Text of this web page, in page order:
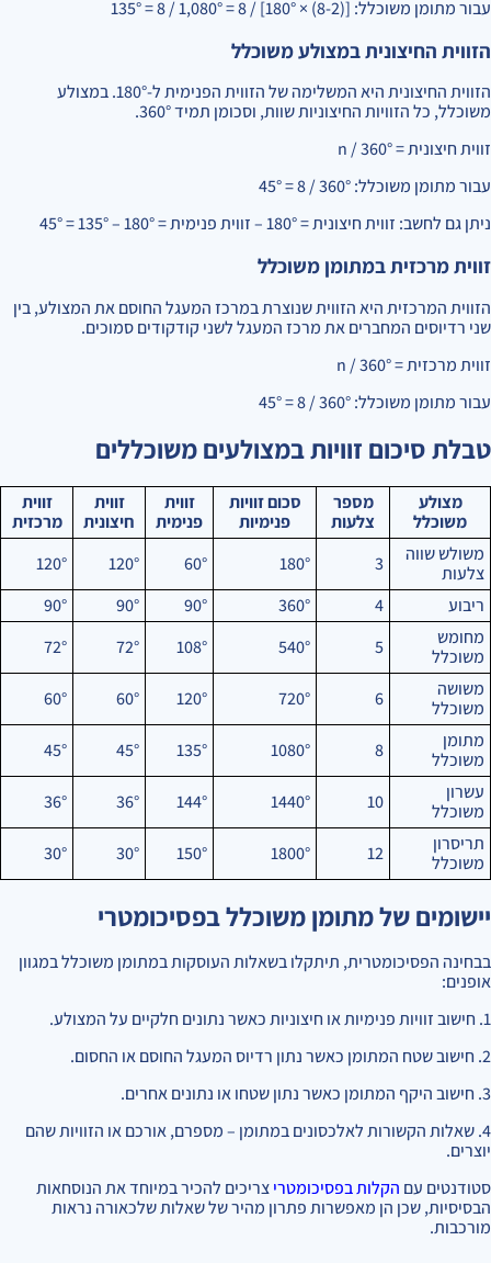
עבור מתומן משוכלל: [(8-2) × 180°] / 8 = 1,080° / 8 = 135°
הזווית החיצונית במצולע משוכלל
הזווית החיצונית היא המשלימה של הזווית הפנימית ל-180°. במצולע
משוכלל, כל הזוויות החיצוניות שוות, וסכומן תמיד 360°.
זווית חיצונית = 360° / n
עבור מתומן משוכלל: 360° / 8 = 45°
ניתן גם לחשב: זווית חיצונית = 180° – זווית פנימית = 180° – 135° = 45°
זווית מרכזית במתומן משוכלל
הזווית המרכזית היא הזווית שנוצרת במרכז המעגל החוסם את המצולע, בין
שני רדיוסים המחברים את מרכז המעגל לשני קודקודים סמוכים.
זווית מרכזית = 360° / n
עבור מתומן משוכלל: 360° / 8 = 45°
טבלת סיכום זוויות במצולעים משוכללים
מצולע
משוכלל
מספר
צלעות
סכום זוויות
פנימיות
זווית
פנימית
זווית
חיצונית
זווית
מרכזית
משולש שווה
צלעות
3
180°
60°
120°
120°
ריבוע
4
360°
90°
90°
90°
מחומש
משוכלל
5
540°
108°
72°
72°
משושה
משוכלל
6
720°
120°
60°
60°
מתומן
משוכלל
8
1080°
135°
45°
45°
עשרון
משוכלל
10
1440°
144°
36°
36°
תריסרון
משוכלל
12
1800°
150°
30°
30°
יישומים של מתומן משוכלל בפסיכומטרי
בבחינה הפסיכומטרית, תיתקלו בשאלות העוסקות במתומן משוכלל במגוון
אופנים:
1. חישוב זוויות פנימיות או חיצוניות כאשר נתונים חלקיים על המצולע.
2. חישוב שטח המתומן כאשר נתון רדיוס המעגל החוסם או החסום.
3. חישוב היקף המתומן כאשר נתון שטחו או נתונים אחרים.
4. שאלות הקשורות לאלכסונים במתומן – מספרם, אורכם או הזוויות שהם
יוצרים.
סטודנטים עם הקלות בפסיכומטריצריכים להכיר במיוחד את הנוסחאות
הבסיסיות, שכן הן מאפשרות פתרון מהיר של שאלות שלכאורה נראות
מורכבות.